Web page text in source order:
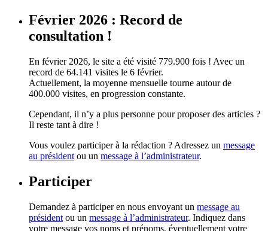
Février 2026 : Record de
consultation !
En février 2026, le site a été visité 779.900 fois ! Avec un
record de 64.141 visites le 6 février.
Actuellement, la moyenne mensuelle tourne autour de
400.000 visites, en progression constante.
Cependant, il n’y a plus personne pour proposer des articles ?
Il reste tant à dire !
Vous voulez participer à la rédaction ? Adressez un message
au président ou un message à l’administrateur.
Participer
Demandez à participer en nous envoyant un message au
président ou un message à l’administrateur. Indiquez dans
votre message vos noms et prénoms, éventuellement votre